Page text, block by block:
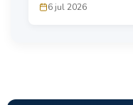
6 jul 2026